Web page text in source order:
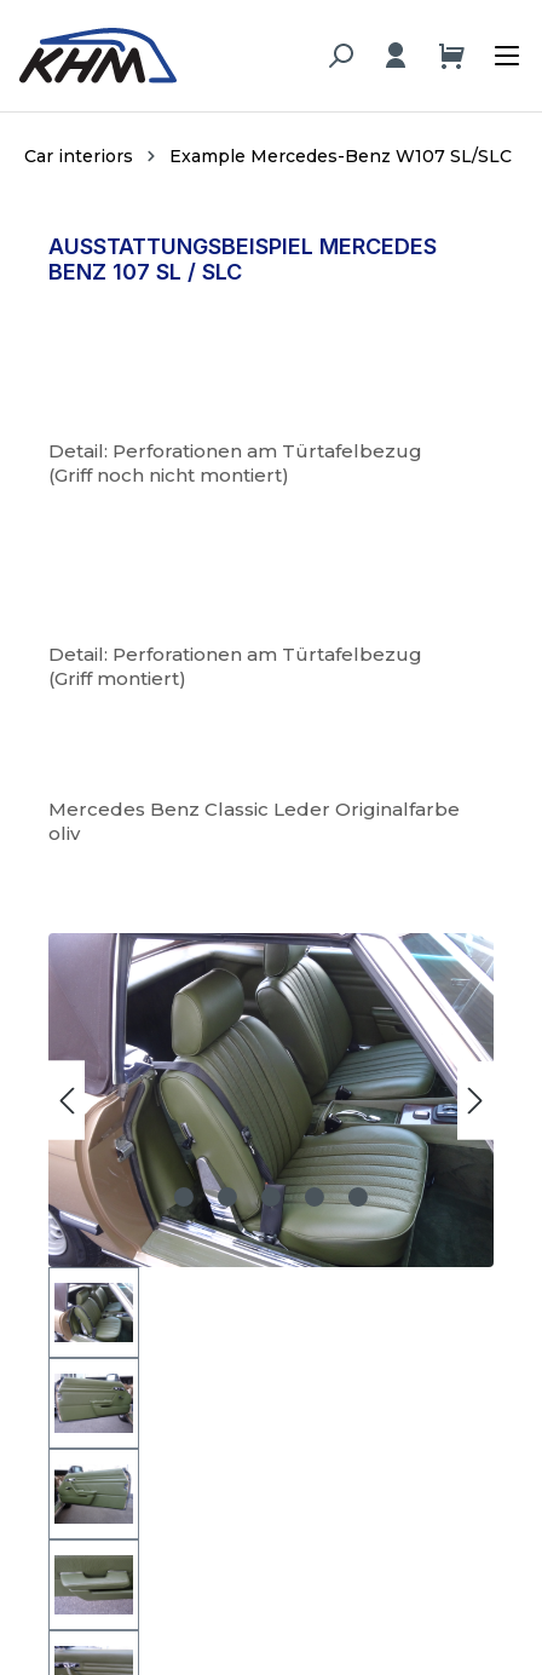
content
Car interiors Example Mercedes-Benz W107 SL/SLC
AUSSTATTUNGSBEISPIEL MERCEDES
BENZ 107 SL / SLC
Detail: Perforationen am Türtafelbezug
(Griff noch nicht montiert)
Detail: Perforationen am Türtafelbezug
(Griff montiert)
Mercedes Benz Classic Leder Originalfarbe
oliv
Skip image gallery